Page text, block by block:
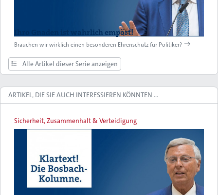
Ihro Gnaden ist wahrlich empört!
Brauchen wir wirklich einen besonderen Ehrenschutz für Politiker?
Alle Artikel dieser Serie anzeigen
ARTIKEL, DIE SIE AUCH INTERESSIEREN KÖNNTEN …
Sicherheit, Zusammenhalt & Verteidigung